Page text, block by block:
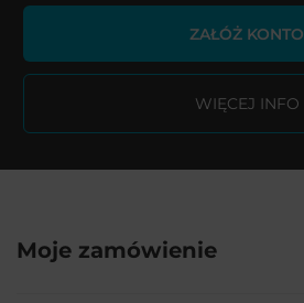
ZAŁÓŻ KONTO
WIĘCEJ INFO
Moje zamówienie